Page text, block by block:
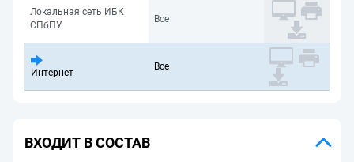
Локальная сеть ИБК
СПбПУ
Все
Интернет
Все
ВХОДИТ В СОСТАВ